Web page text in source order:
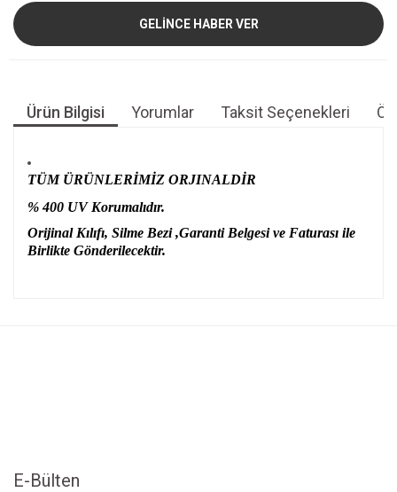
GELİNCE HABER VER
Ürün Bilgisi Yorumlar Taksit Seçenekleri
TÜM ÜRÜNLERİMİZ ORJINALDİR
% 400 UV Korumalıdır.
Orijinal Kılıfı, Silme Bezi ,Garanti Belgesi ve Faturası ile
Birlikte Gönderilecektir.
E-Bülten